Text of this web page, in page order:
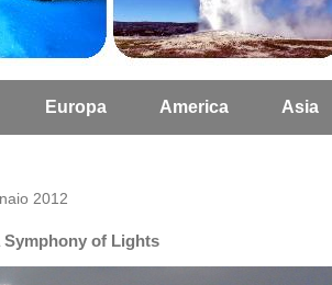
Europa America Asia
2012
Symphony of Lights